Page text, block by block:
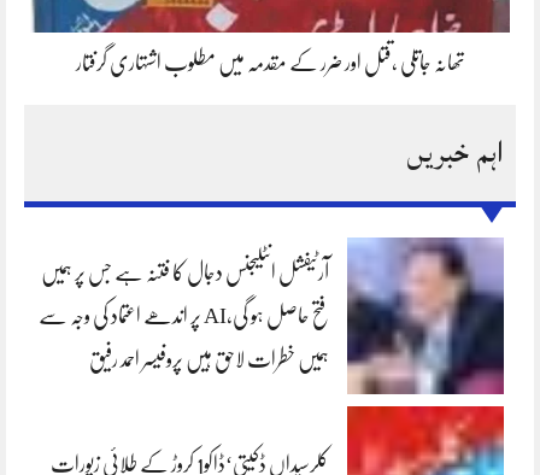
تھانہ جاتلی ،قتل اور ضرر کے مقدمہ میں مطلوب اشتہاری گرفتار
اہم خبریں
آرٹیفشل انٹلیجنس دجال کا فتنہ ہے جس پر ہمیں
فتح حاصل ہو گی،AI پر اندھے اعتماد کی وجہ سے
ہمیں خطرات لاحق ہیں پروفیسر احمد رفیق
کلرسیداں ڈکیتی‘ڈاکو1 کروڑ کے طلائی زیورات